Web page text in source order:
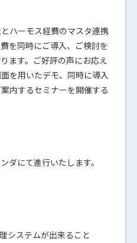
ハーモス経費のマスタ連携
を同時にご導入、ご検討を
ます。ご好評の声にお応え
を用いたデモ、同時に導入
内するセミナーを開催する
ダにて進行いたします。
システムが出来ること